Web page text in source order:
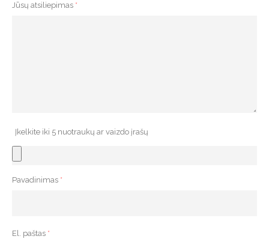
Jūsų atsiliepimas *
Įkelkite iki 5 nuotraukų ar vaizdo įrašų
Pavadinimas *
El. paštas *